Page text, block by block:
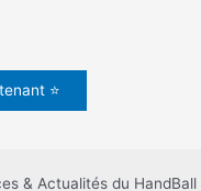
⭐
& Actualités du HandBall